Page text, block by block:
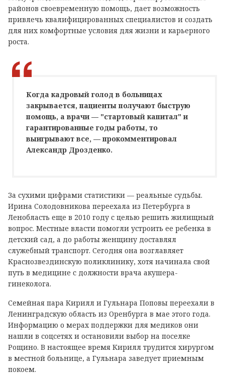
районов своевременную помощь, дает возможность
привлечь квалифицированных специалистов и создать
для них комфортные условия для жизни и карьерного
роста.
Когда кадровый голод в больницах
закрывается, пациенты получают быструю
помощь, а врачи — "стартовый капитал" и
гарантированные годы работы, то
выигрывают все, — прокомментировал
Александр Дрозденко.
За сухими цифрами статистики — реальные судьбы.
Ирина Солодовникова переехала из Петербурга в
Ленобласть еще в 2010 году с целью решить жилищный
вопрос. Местные власти помогли устроить ее ребенка в
детский сад, а до работы женщину доставлял
служебный транспорт. Сегодня она возглавляет
Краснозвездинскую поликлинику, хотя начинала свой
путь в медицине с должности врача акушера-
гинеколога.
Семейная пара Кирилл и Гульнара Поповы переехали в
Ленинградскую область из Оренбурга в мае этого года.
Информацию о мерах поддержки для медиков они
нашли в соцсетях и остановили выбор на поселке
Рощино. В настоящее время Кирилл трудится хирургом
в местной больнице, а Гульнара заведует приемным
покоем.